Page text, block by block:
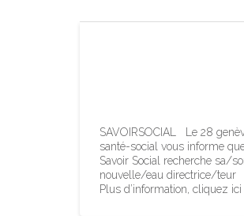
SAVOIRSOCIAL Le 28
santé-social vous informe
Savoir Social recherche sa/
nouvelle/eau directrice/teur
Plus d’information, cliquez ici